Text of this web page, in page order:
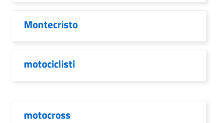
Montecristo
motociclisti
motocross